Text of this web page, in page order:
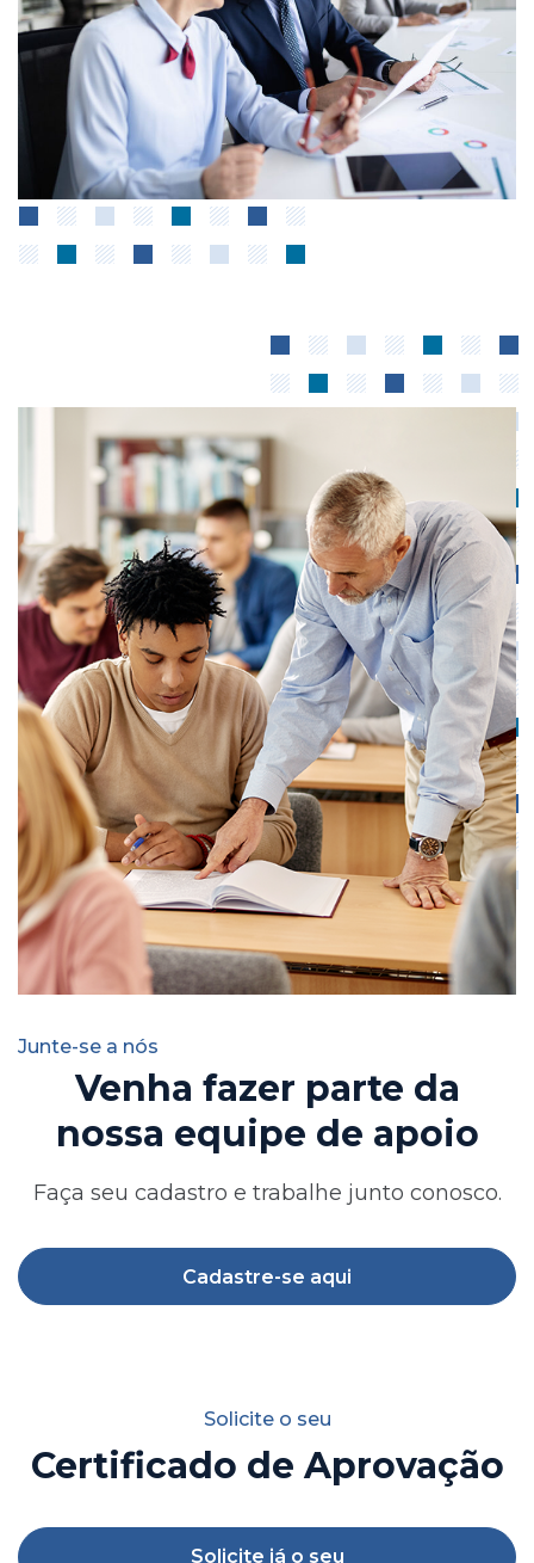
Junte-se a nós
Venha fazer parte da
nossa equipe de apoio
Faça seu cadastro e trabalhe junto conosco.
Cadastre-se aqui
Solicite o seu
Certificado de Aprovação
Solicite já o seu